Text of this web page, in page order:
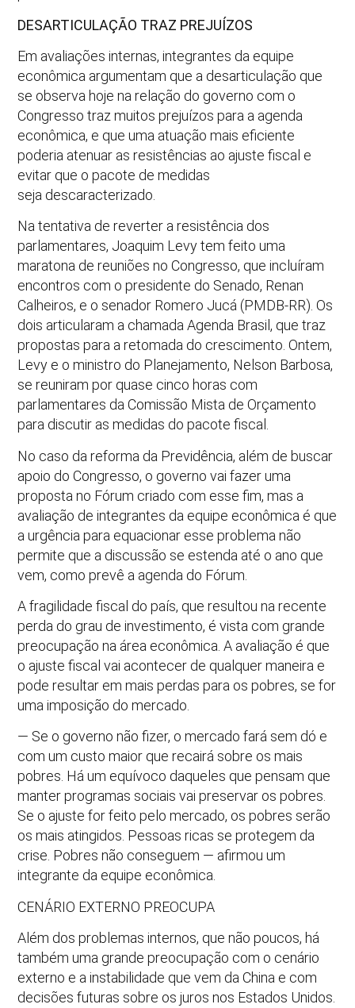
DESARTICULAÇÃO TRAZ PREJUÍZOS
Em avaliações internas, integrantes da equipe
econômica argumentam que a desarticulação que
se observa hoje na relação do governo com o
Congresso traz muitos prejuízos para a agenda
econômica, e que uma atuação mais eficiente
poderia atenuar as resistências ao ajuste fiscal e
evitar que o pacote de medidas
seja descaracterizado.
Na tentativa de reverter a resistência dos
parlamentares, Joaquim Levy tem feito uma
maratona de reuniões no Congresso, que incluíram
encontros com o presidente do Senado, Renan
Calheiros, e o senador Romero Jucá (PMDB-RR). Os
dois articularam a chamada Agenda Brasil, que traz
propostas para a retomada do crescimento. Ontem,
Levy e o ministro do Planejamento, Nelson Barbosa,
se reuniram por quase cinco horas com
parlamentares da Comissão Mista de Orçamento
para discutir as medidas do pacote fiscal.
No caso da reforma da Previdência, além de buscar
apoio do Congresso, o governo vai fazer uma
proposta no Fórum criado com esse fim, mas a
avaliação de integrantes da equipe econômica é que
a urgência para equacionar esse problema não
permite que a discussão se estenda até o ano que
vem, como prevê a agenda do Fórum.
A fragilidade fiscal do país, que resultou na recente
perda do grau de investimento, é vista com grande
preocupação na área econômica. A avaliação é que
o ajuste fiscal vai acontecer de qualquer maneira e
pode resultar em mais perdas para os pobres, se for
uma imposição do mercado.
— Se o governo não fizer, o mercado fará sem dó e
com um custo maior que recairá sobre os mais
pobres. Há um equívoco daqueles que pensam que
manter programas sociais vai preservar os pobres.
Se o ajuste for feito pelo mercado, os pobres serão
os mais atingidos. Pessoas ricas se protegem da
crise. Pobres não conseguem — afirmou um
integrante da equipe econômica.
CENÁRIO EXTERNO PREOCUPA
Além dos problemas internos, que não poucos, há
também uma grande preocupação com o cenário
externo e a instabilidade que vem da China e com
decisões futuras sobre os juros nos Estados Unidos.